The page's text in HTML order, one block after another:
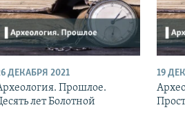
ДЕКАБРЯ 2021
Прошлое.
лет Болотной
19